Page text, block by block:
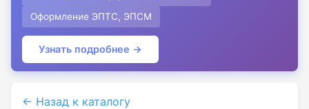
Оформление ЭПТС, ЭПСМ
Узнать подробнее →
← Назад к каталогу